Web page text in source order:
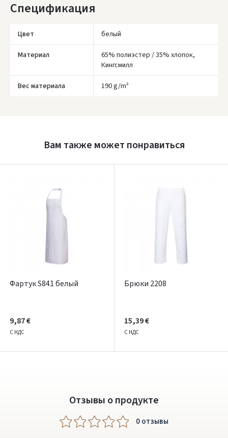
* Сроки доставки являются ориентировочными и могут зависеть от
доступности курьерской службы.
Спецификация
Цвет белый
Материал
65% полиэстер / 35% хлопок,
Кингсмилл
Вес материала 190 g/m²
Вам также может понравиться
Фартук S841 белый
9,87 €
С НДС
Брюки 2208
15,39 €
С НДС
Отзывы о продукте
0 oтзывы
Google
Dar neturite paskyros? Registruokites